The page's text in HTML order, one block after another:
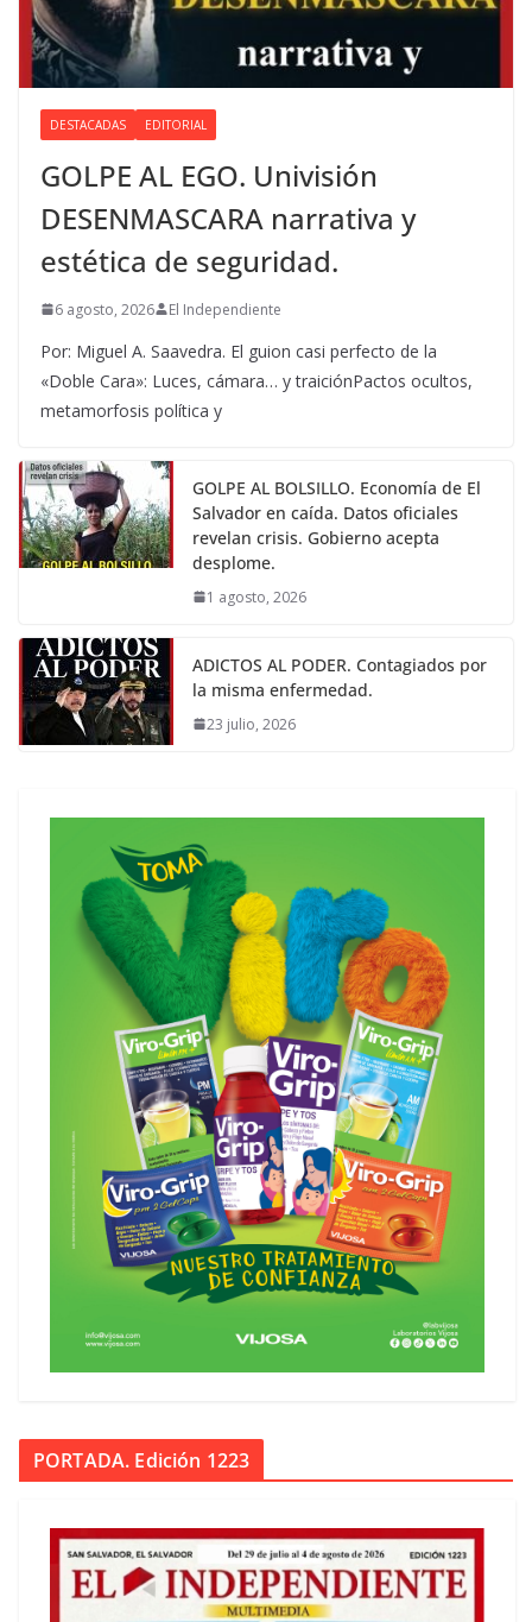
DESTACADAS EDITORIAL
GOLPE AL EGO. Univisión
DESENMASCARA narrativa y
estética de seguridad.
6 agosto, 2026 El Independiente
Por: Miguel A. Saavedra. El guion casi perfecto de la
«Doble Cara»: Luces, cámara… y traiciónPactos ocultos,
metamorfosis política y
GOLPE AL BOLSILLO. Economía de El
Salvador en caída. Datos oficiales
revelan crisis. Gobierno acepta
desplome.
1 agosto, 2026
ADICTOS AL PODER. Contagiados por
la misma enfermedad.
23 julio, 2026
PORTADA. Edición 1223